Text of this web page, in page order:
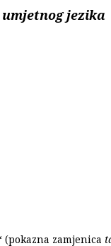
jezika
(pokazna zamjenica